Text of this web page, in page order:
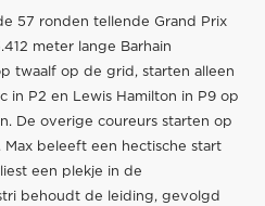
57 ronden tellende Grand Prix
meter lange Barhain
twaalf op de grid, starten alleen
in P2 en Lewis Hamilton in P9 op
De overige coureurs starten op
beleeft een hectische start
een plekje in de
behoudt de leiding, gevolgd